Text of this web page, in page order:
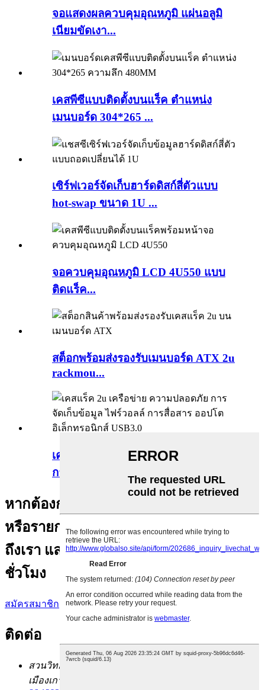
จอแสดงผลควบคุมอุณหภูมิ แผ่นอลูมิ
เนียมขัดเงา...
เคสพีซีแบบติดตั้งบนแร็ค ตำแหน่ง
เมนบอร์ด 304*265 ...
เซิร์ฟเวอร์จัดเก็บฮาร์ดดิสก์สี่ตัวแบบ
hot-swap ขนาด 1U ...
จอควบคุมอุณหภูมิ LCD 4U550 แบบ
ติดแร็ค...
สต็อกพร้อมส่งรองรับเมนบอร์ด ATX 2u
rackmou...
เคสแร็ค 2u เครือข่ายความปลอดภัย
การจัดเก็บข้อมูลไฟร์วอลล์ ...
หากต้องการสอบถามเกี่ยวกับผลิตภัณฑ์
หรือรายการราคาของเรา โปรดฝากอีเมล
ถึงเรา และเราจะติดต่อกลับภายใน 24
ชั่วโมง
สมัครสมาชิก
ติดต่อ
สวนวิทยาศาสตร์และเทคโนโลยีตงไป๋หวาง ถนนฉวงซิน
เมืองเกาบู เมืองตงกวน มณฑลกวางตุ้ง ประเทศจีน